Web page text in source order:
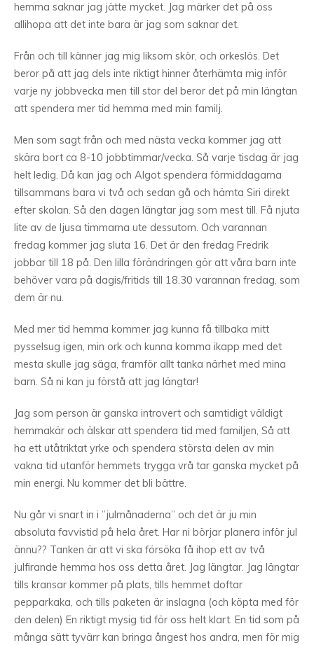
hemma saknar jag jätte mycket. Jag märker det på oss
allihopa att det inte bara är jag som saknar det.
Från och till känner jag mig liksom skör, och orkeslös. Det
beror på att jag dels inte riktigt hinner återhämta mig inför
varje ny jobbvecka men till stor del beror det på min längtan
att spendera mer tid hemma med min familj.
Men som sagt från och med nästa vecka kommer jag att
skära bort ca 8-10 jobbtimmar/vecka. Så varje tisdag är jag
helt ledig. Då kan jag och Algot spendera förmiddagarna
tillsammans bara vi två och sedan gå och hämta Siri direkt
efter skolan. Så den dagen längtar jag som mest till. Få njuta
lite av de ljusa timmarna ute dessutom. Och varannan
fredag kommer jag sluta 16. Det är den fredag Fredrik
jobbar till 18 på. Den lilla förändringen gör att våra barn inte
behöver vara på dagis/fritids till 18.30 varannan fredag, som
dem är nu.
Med mer tid hemma kommer jag kunna få tillbaka mitt
pysselsug igen, min ork och kunna komma ikapp med det
mesta skulle jag säga, framför allt tanka närhet med mina
barn. Så ni kan ju förstå att jag längtar!
Jag som person är ganska introvert och samtidigt väldigt
hemmakär och älskar att spendera tid med familjen, Så att
ha ett utåtriktat yrke och spendera största delen av min
vakna tid utanför hemmets trygga vrå tar ganska mycket på
min energi. Nu kommer det bli bättre.
Nu går vi snart in i ”julmånaderna” och det är ju min
absoluta favvistid på hela året. Har ni börjar planera inför jul
ännu?? Tanken är att vi ska försöka få ihop ett av två
julfirande hemma hos oss detta året. Jag längtar. Jag längtar
tills kransar kommer på plats, tills hemmet doftar
pepparkaka, och tills paketen är inslagna (och köpta med för
den delen) En riktigt mysig tid för oss helt klart. En tid som på
många sätt tyvärr kan bringa ångest hos andra, men för mig